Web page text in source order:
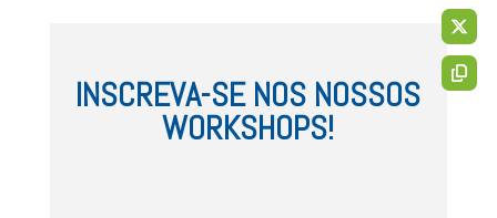
INSCREVA-SE NOS NOSSOS
WORKSHOPS!